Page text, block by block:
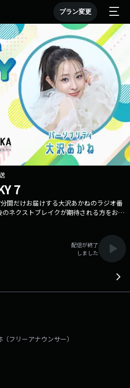
プラン変更
7
間だけお届けする大沢あかねのラジオ番
ネクストブレイクが期待される方をお迎
放送終了後にはゲスト毎にまとめてポッ
lucky@1242.com 番組ホームページは
#大沢あかねLUCKY7」twitterアカウ
配信が終了
しました
フリーアナウンサー）